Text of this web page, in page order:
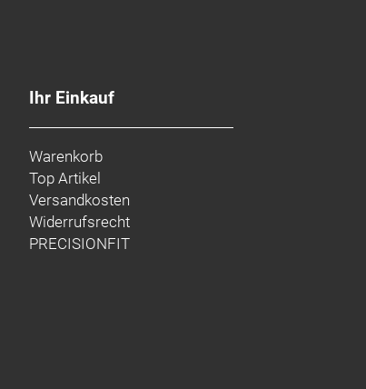
Ihr Einkauf
Warenkorb
Top Artikel
Versandkosten
Widerrufsrecht
PRECISIONFIT